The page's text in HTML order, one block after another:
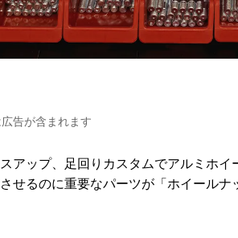
告が含まれます
アップ、足回りカスタムでアルミホ
せるのに重要なパーツが「ホイールナ